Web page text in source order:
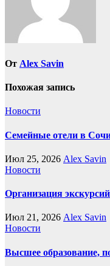
От Alex Savin
Похожая запись
Новости
Семейные отели в
Июл 25, 2026 Alex Savin
Новости
Организация
Июл 21, 2026 Alex Savin
Новости
Высшее образование,